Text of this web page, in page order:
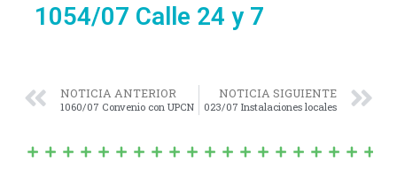
1054/07 Calle 24 y 7
NOTICIA ANTERIOR
1060/07 Convenio con UPCN
NOTICIA SIGUIENTE
023/07 Instalaciones locales